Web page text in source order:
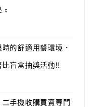
的舒適用餐環境．
盲盒抽獎活動!!
手機收購買賣專門